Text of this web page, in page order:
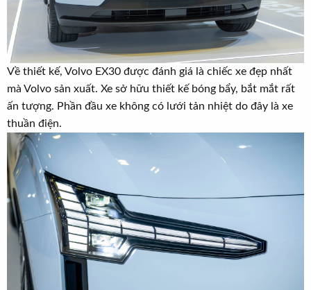
Về thiết kế, Volvo EX30 được đánh giá là chiếc xe đẹp nhất
mà Volvo sản xuất. Xe sở hữu thiết kế bóng bẩy, bắt mắt rất
ấn tượng. Phần đầu xe không có lưới tản nhiệt do đây là xe
thuần điện.